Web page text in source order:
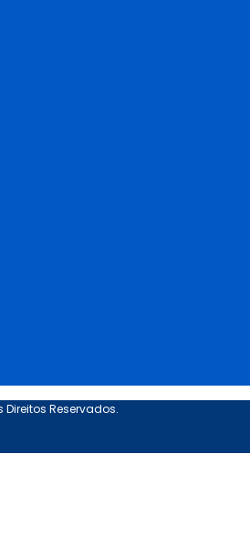
Direitos Reservados.